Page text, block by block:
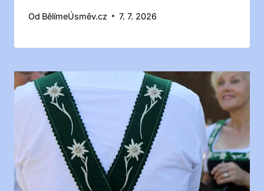
Od BělímeÚsměv.cz 7. 7. 2026